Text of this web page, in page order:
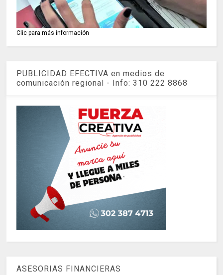
Clic para más información
PUBLICIDAD EFECTIVA en medios de
comunicación regional - Info: 310 222 8868
ASESORIAS FINANCIERAS